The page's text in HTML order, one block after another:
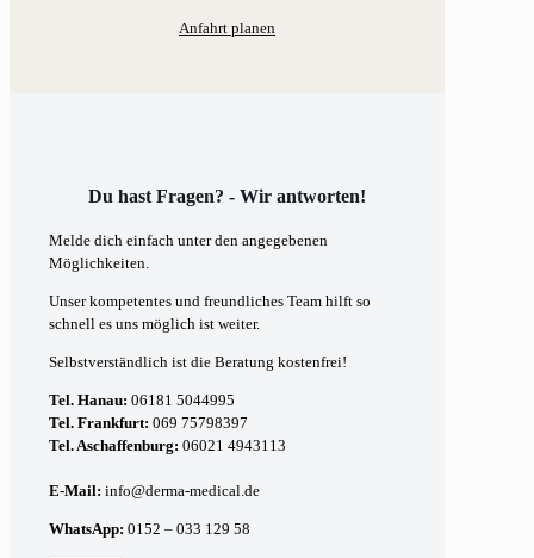
Anfahrt planen
Du hast Fragen? - Wir antworten!
Melde dich einfach unter den angegebenen
Möglichkeiten.
Unser kompetentes und freundliches Team hilft so
schnell es uns möglich ist weiter.
Selbstverständlich ist die Beratung kostenfrei!
Tel. Hanau: 06181 5044995
Tel. Frankfurt: 069 75798397
Tel. Aschaffenburg: 06021 4943113
E-Mail: info@derma-medical.de
WhatsApp: 0152 – 033 129 58